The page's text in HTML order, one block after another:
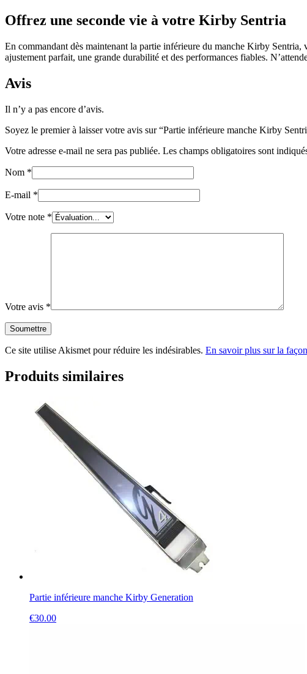
Offrez une seconde vie à votre Kirby Sentria
En commandant dès maintenant la partie inférieure du manche Kirby Sentria,
ajustement parfait, une grande durabilité et des performances fiables.
Avis
Il n’y a pas encore d’avis.
Soyez le premier à laisser votre avis sur “Partie inférieure manche Kirby
Votre adresse e-mail ne sera pas publiée. Les champs obligatoires sont
Nom *
E-mail *
Votre note *
Votre avis *
Ce site utilise Akismet pour réduire les indésirables. En savoir plus sur la
Produits similaires
Partie inférieure manche Kirby Generation
€30.00